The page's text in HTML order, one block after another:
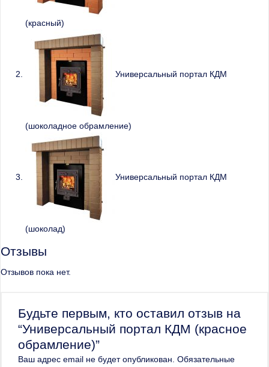
(красный)
Универсальный портал КДМ
(шоколадное обрамление)
Универсальный портал КДМ
(шоколад)
Отзывы
Отзывов пока нет.
Будьте первым, кто оставил отзыв на
“Универсальный портал КДМ (красное
обрамление)”
Ваш адрес email не будет опубликован. Обязательные